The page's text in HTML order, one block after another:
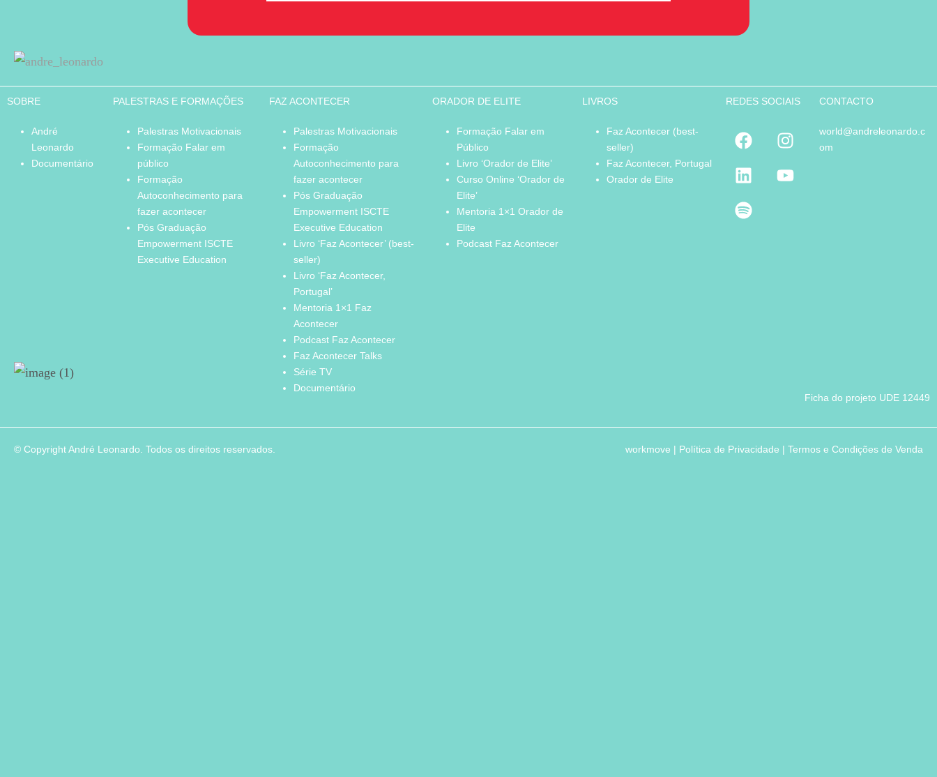
SOBRE
André
Leonardo
Documentário
PALESTRAS E FORMAÇÕES
Palestras Motivacionais
Formação Falar em
público
Formação
Autoconhecimento para
fazer acontecer
Pós Graduação
Empowerment ISCTE
Executive Education
FAZ ACONTECER
Palestras Motivacionais
Formação
Autoconhecimento para
fazer acontecer
Pós Graduação
Empowerment ISCTE
Executive Education
Livro ‘Faz Acontecer’ (best-
seller)
Livro ‘Faz Acontecer,
Portugal’
Mentoria 1×1 Faz
Acontecer
Podcast Faz Acontecer
Faz Acontecer Talks
Série TV
Documentário
ORADOR DE ELITE
Formação Falar em
Público
Livro ‘Orador de Elite’
Curso Online ‘Orador de
Elite’
Mentoria 1×1 Orador de
Elite
Podcast Faz Acontecer
LIVROS
Faz Acontecer (best-
seller)
Faz Acontecer, Portugal
Orador de Elite
REDES SOCIAIS CONTACTO
world@andreleonardo.c
om
Ficha do projeto UDE 12449
© Copyright André Leonardo. Todos os direitos reservados. workmove | Política de Privacidade | Termos e Condições de Venda